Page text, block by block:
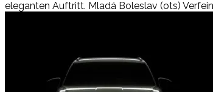
eleganten Auftritt. Mladá Boleslav (ots)